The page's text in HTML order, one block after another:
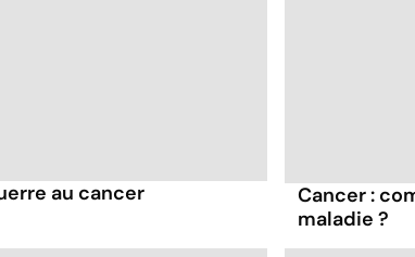
au cancer
Cancer :
maladie ?